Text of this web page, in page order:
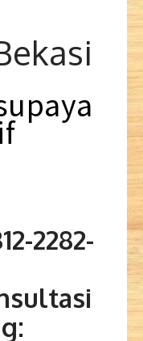
2282-